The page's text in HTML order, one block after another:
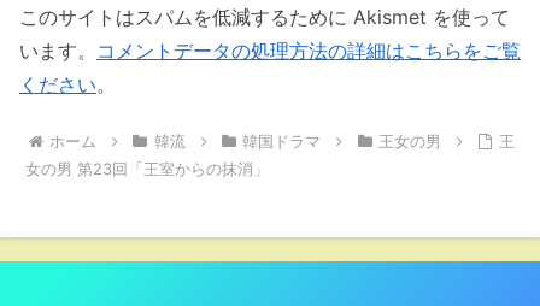
このサイトはスパムを低減するために Akismet を使って
います。 コメントデータの処理方法の詳細はこちらをご覧
ください。
ホーム 韓流 韓国ドラマ 王女の男
王
女の男 第23回「王室からの抹消」